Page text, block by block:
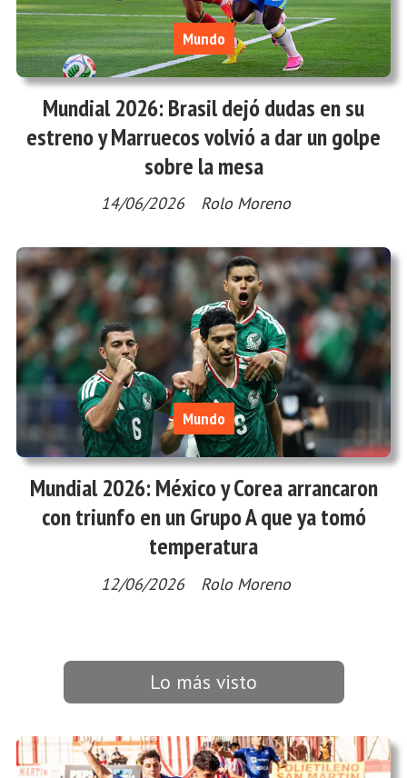
Mundial 2026: Brasil dejó dudas en su
estreno y Marruecos volvió a dar un golpe
sobre la mesa
Rolo Moreno
Mundo
14/06/2026
Mundial 2026: México y Corea arrancaron
con triunfo en un Grupo A que ya tomó
temperatura
Rolo Moreno
Mundo
12/06/2026
Lo más visto